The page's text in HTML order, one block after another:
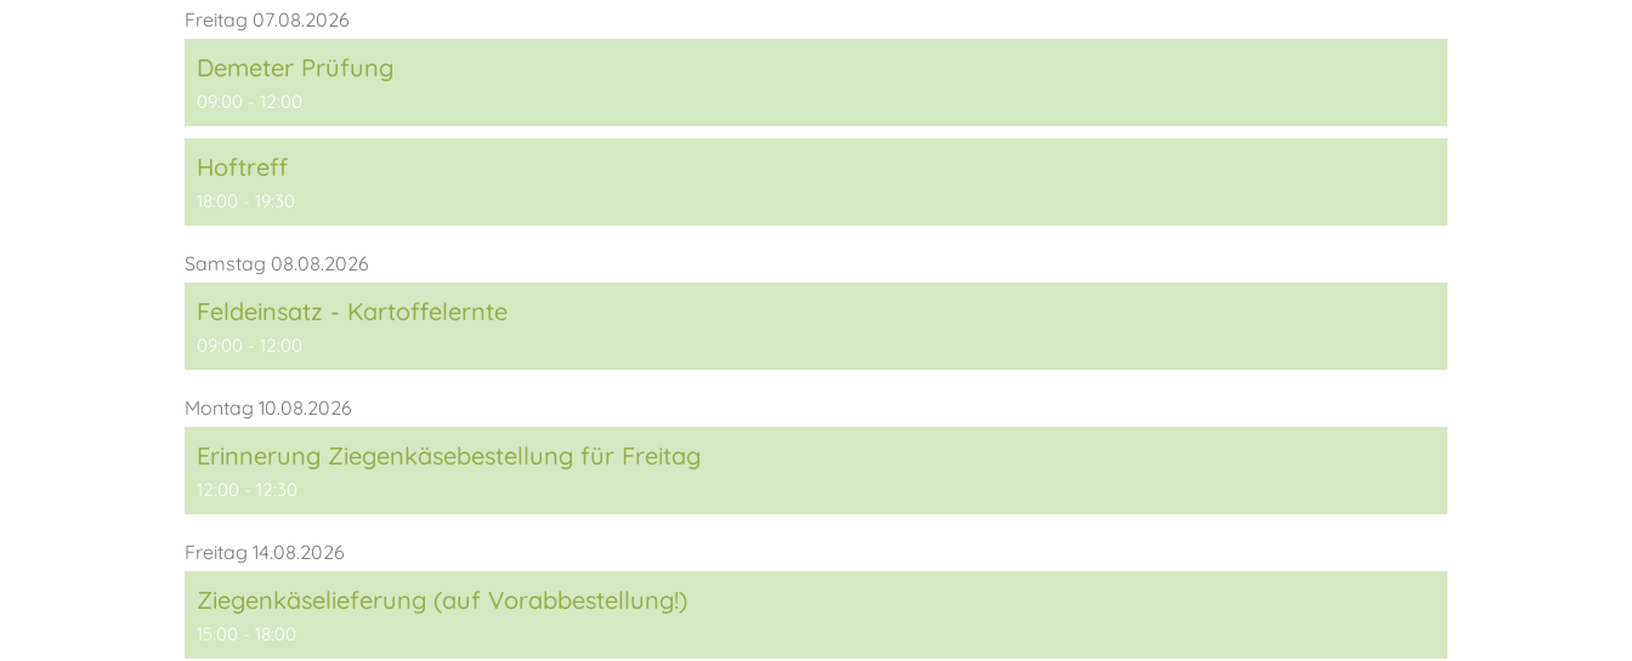
Freitag 07.08.2026
Demeter Prüfung
09:00 - 12:00
Hoftreff
18:00 - 19:30
Samstag 08.08.2026
Feldeinsatz - Kartoffelernte
09:00 - 12:00
Montag 10.08.2026
Erinnerung Ziegenkäsebestellung für Freitag
12:00 - 12:30
Freitag 14.08.2026
Ziegenkäselieferung (auf Vorabbestellung!)
15:00 - 18:00